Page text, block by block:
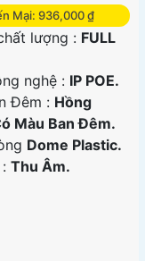
Mại: 936,000 ₫
lượng : FULL
nghệ : IP POE.
Đêm : Hồng
Màu Ban Ðêm.
Dome Plastic.
Thu Âm.